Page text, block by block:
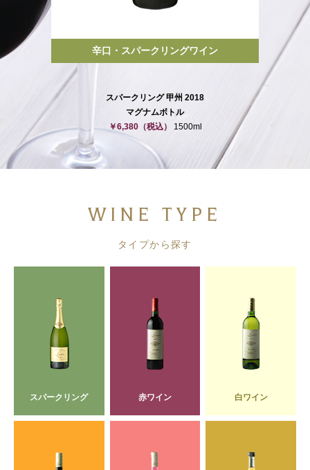
辛口・スパークリングワイン
スパークリング 甲州 2018
マグナムボトル
￥6,380（税込） 1500ml
WINE TYPE
タイプから探す
スパークリング 赤ワイン 白ワイン